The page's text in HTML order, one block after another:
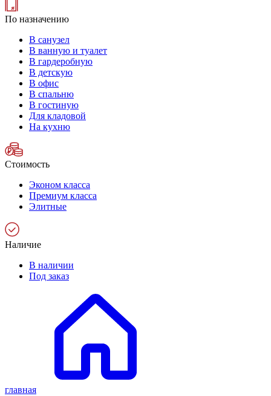
По назначению
В санузел
В ванную и туалет
В гардеробную
В детскую
В офис
В спальню
В гостиную
Для кладовой
На кухню
Стоимость
Эконом класса
Премиум класса
Элитные
Наличие
В наличии
Под заказ
главная